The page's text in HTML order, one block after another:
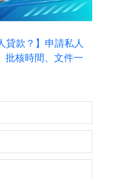
貸款？】申請私人
批核時間、文件一